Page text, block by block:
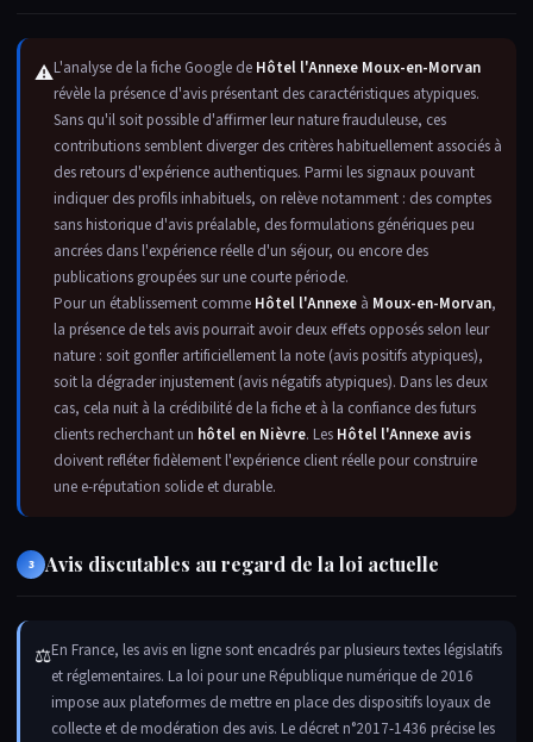
⚠L'analyse de la fiche Google de Hôtel l'Annexe Moux-en-Morvan
révèle la présence d'avis présentant des caractéristiques atypiques.
Sans qu'il soit possible d'affirmer leur nature frauduleuse, ces
contributions semblent diverger des critères habituellement associés à
des retours d'expérience authentiques. Parmi les signaux pouvant
indiquer des profils inhabituels, on relève notamment : des comptes
sans historique d'avis préalable, des formulations génériques peu
ancrées dans l'expérience réelle d'un séjour, ou encore des
publications groupées sur une courte période.
Pour un établissement comme Hôtel l'Annexe à Moux-en-Morvan,
la présence de tels avis pourrait avoir deux effets opposés selon leur
nature : soit gonfler artificiellement la note (avis positifs atypiques),
soit la dégrader injustement (avis négatifs atypiques). Dans les deux
cas, cela nuit à la crédibilité de la fiche et à la confiance des futurs
clients recherchant un hôtel en Nièvre. Les Hôtel l'Annexe avis
doivent refléter fidèlement l'expérience client réelle pour construire
une e-réputation solide et durable.
3 Avis discutables au regard de la loi actuelle
⚖En France, les avis en ligne sont encadrés par plusieurs textes législatifs
et réglementaires. La loi pour une République numérique de 2016
impose aux plateformes de mettre en place des dispositifs loyaux de
collecte et de modération des avis. Le décret n°2017-1436 précise les